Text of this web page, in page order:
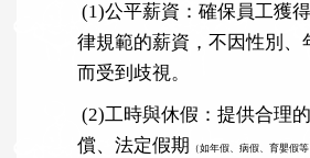
(1)公平薪資：確保員工獲
律規範的薪資，不因性別、
而受到歧視。
(2)工時與休假：提供合理
償、法定假期
（如年假、病假、育嬰假等